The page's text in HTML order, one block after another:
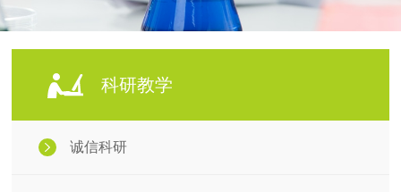
科研教学
诚信科研